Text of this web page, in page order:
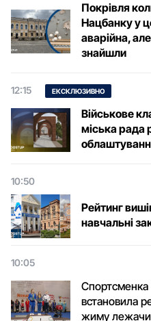
Покрівля
Нацбанку у
аварійна,
знайшли
12:15 ЕКСКЛЮЗИВНО
Військове
міська рада
10:50
Рейтинг
навчальні
10:05
Спортсменка
встановила
жиму лежачи